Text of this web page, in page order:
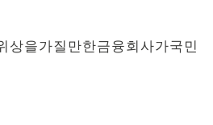
을가질만한금융회사가국민